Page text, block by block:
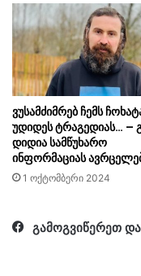
ვუსამძიმრებ ჩემს
უდიდეს ტრაგედიას… –
დიდია სამწუხარო
ინფორმაციას
1 ოქტომბერი 2024
გამოგვიწერეთ